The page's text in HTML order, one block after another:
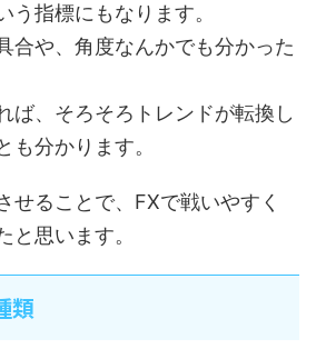
う指標にもなります。
合や、角度なんかでも分かった
ば、そろそろトレンドが転換し
も分かります。
せることで、FXで戦いやすく
と思います。
類